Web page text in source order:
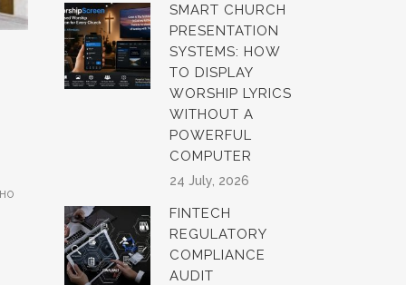
SMART CHURCH
PRESENTATION
SYSTEMS: HOW
TO DISPLAY
WORSHIP LYRICS
WITHOUT A
POWERFUL
COMPUTER
24 July, 2026
FINTECH
REGULATORY
COMPLIANCE
AUDIT